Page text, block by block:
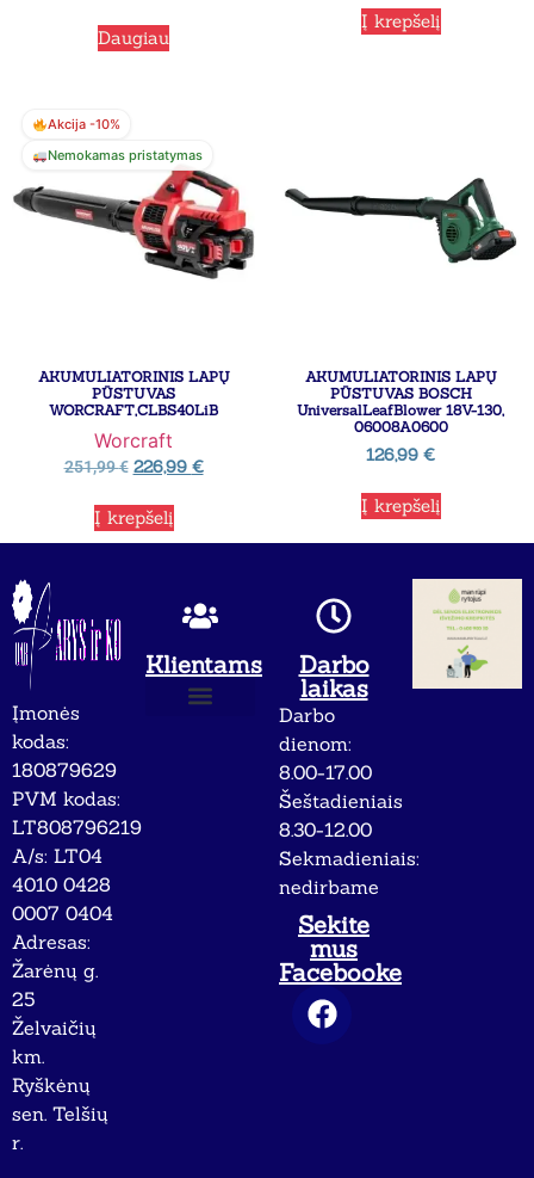
Daugiau
Į krepšelį
Akcija -10%
Nemokamas pristatymas
AKUMULIATORINIS LAPŲ
PŪSTUVAS
WORCRAFT,CLBS40LiB
Worcraft
251,99€ 226,99 €
Į krepšelį
AKUMULIATORINIS LAPŲ
PŪSTUVAS BOSCH
UniversalLeafBlower 18V-130,
06008A0600
126,99 €
Į krepšelį
Įmonės
kodas:
180879629
PVM kodas:
LT808796219
A/s: LT04
4010 0428
0007 0404
Adresas:
Žarėnų g.
25
Želvaičių
km.
Ryškėnų
sen. Telšių
r.
Klientams
Darbo
laikas
Darbo
dienom:
8.00-17.00
Šeštadieniais
8.30-12.00
Sekmadieniais:
nedirbame
Sekite
mus
Facebooke